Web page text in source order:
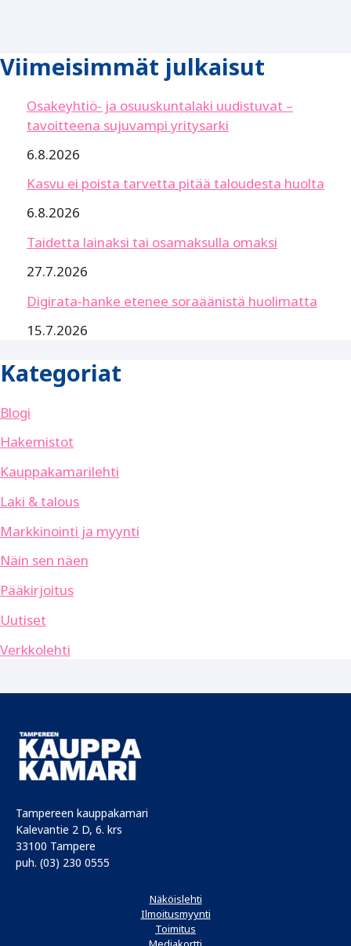
Viimeisimmät julkaisut
Osakeyhtiö- ja osuuskuntalaki uudistuvat –
tavoitteena sujuvampi yritysarki
6.8.2026
Kasvu ei poista tarvetta pitää taloudesta huolta
6.8.2026
Taidetta lainaksi tai osamaksulla omaksi
27.7.2026
Digirata-hanke etenee soraäänistä huolimatta
15.7.2026
Kategoriat
Blogi
Hakemistot
Kauppakamarilehti
Laki & talous
Markkinointi ja myynti
Näin sen näen
Pääkirjoitus
Uutiset
Verkkolehti
Tampereen kauppakamari
Kalevantie 2 D, 6. krs
33100 Tampere
puh. (03) 230 0555
Näköislehti
Ilmoitusmyynti
Toimitus